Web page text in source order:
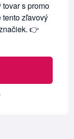
s promo
tento zľavový
👉